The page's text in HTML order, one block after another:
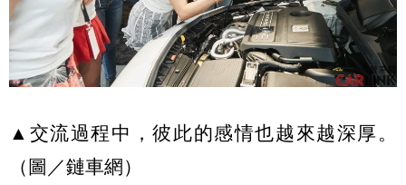
▲交流過程中，彼此的感情也越來越深厚。
（圖／鏈車網）